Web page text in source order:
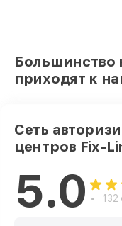
Большинство
приходят к
Сеть
центров Fix-
5.0 132